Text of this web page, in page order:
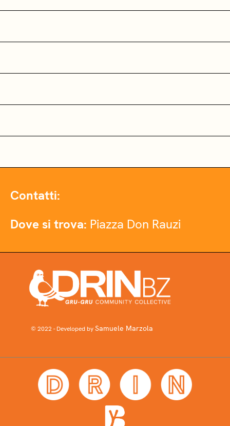
Contatti:
Dove si trova: Piazza Don Rauzi
© 2022 - Developed bySamuele Marzola